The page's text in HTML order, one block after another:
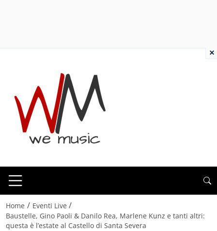
Home / Eventi Live /
Baustelle, Gino Paoli & Danilo Rea, Marlene Kunz e tanti altri:
questa è l’estate al Castello di Santa Severa
×